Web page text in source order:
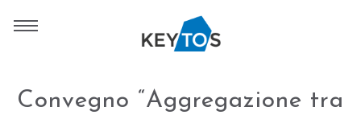
Convegno “Aggregazione tra